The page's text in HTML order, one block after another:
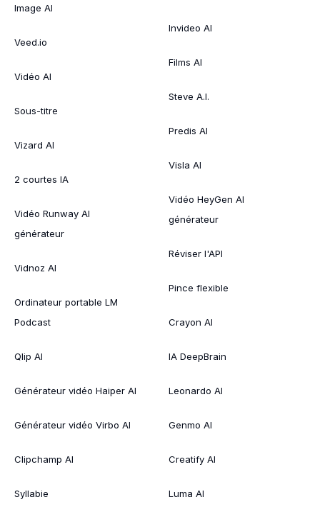
Image AI
Veed.io
Vidéo AI
Sous-titre
Vizard AI
2 courtes IA
Vidéo Runway AI
générateur
Vidnoz AI
Ordinateur portable LM
Podcast
Qlip AI
Générateur vidéo Haiper AI
Générateur vidéo Virbo AI
Clipchamp AI
Syllabie
Invideo AI
Films AI
Steve A.I.
Predis AI
Visla AI
Vidéo HeyGen AI
générateur
Réviser l'API
Pince flexible
Crayon AI
IA DeepBrain
Leonardo AI
Genmo AI
Creatify AI
Luma AI